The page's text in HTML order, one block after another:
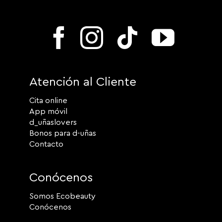
Atención al Cliente
Cita online
App móvil
d_uñaslovers
Bonos para d-uñas
Contacto
Conócenos
Somos Ecobeauty
Conócenos